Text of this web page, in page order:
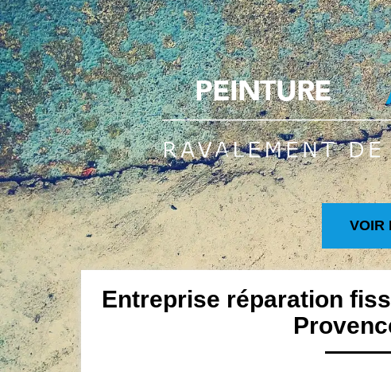
VOIR
Entreprise réparation